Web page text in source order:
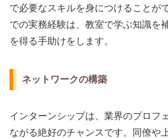
で必要なスキルを身につけることが
での実務経験は、教室で学ぶ知識を
を得る手助けをします。
ネットワークの構築
インターンシップは、業界のプロフ
ながる絶好のチャンスです。同僚や